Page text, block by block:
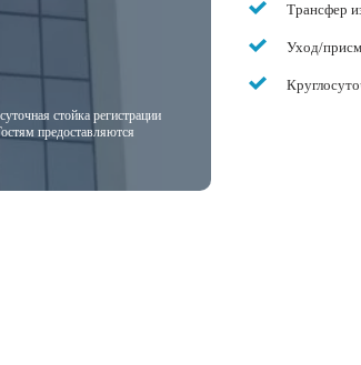
стойка регистрации
предоставляются
Трансфер
Уход/